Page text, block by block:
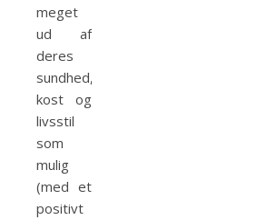
meget
ud af
deres
sundhed,
kost og
livsstil
som
mulig
(med et
positivt